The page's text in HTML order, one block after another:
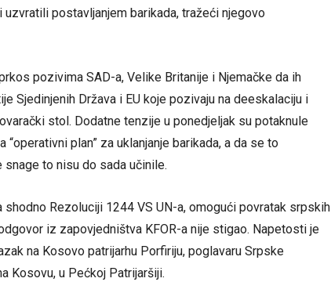
postavljanjem barikada, tražeći njegovo
pozivima SAD-a, Velike Britanije i Njemačke da ih
Sjedinjenih Država i EU koje pozivaju na deeskalaciju i
stol. Dodatne tenzije u ponedjeljak su potaknule
plan” za uklanjanje barikada, a da se to
to nisu do sada učinile.
shodno Rezoluciji 1244 VS UN-a, omogući povratak srpskih
iz zapovjedništva KFOR-a nije stigao. Napetosti je
na Kosovo patrijarhu Porfiriju, poglavaru Srpske
Kosovu, u Pećkoj Patrijaršiji.